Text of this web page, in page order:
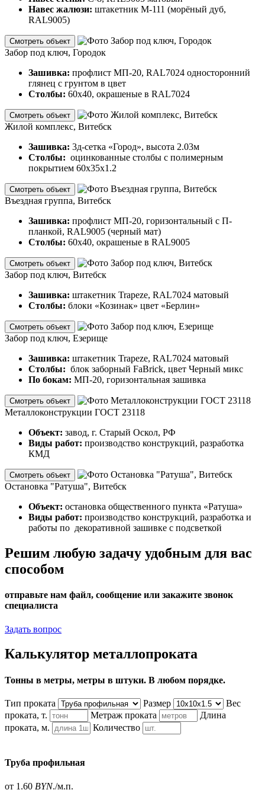
Навес жалюзи: штакетник М-111 (морёный дуб,
RAL9005)
Смотреть объект
Забор под ключ, Городок
Зашивка: профлист МП-20, RAL7024 односторонний
глянец с грунтом в цвет
Столбы: 60х40, окрашеные в RAL7024
Смотреть объект
Жилой комплекс, Витебск
Зашивка: 3д-сетка «Город», высота 2.03м
Столбы: оцинкованные столбы с полимерным
покрытием 60х35х1.2
Смотреть объект
Въездная группа, Витебск
Зашивка: профлист МП-20, горизонтальный с П-
планкой, RAL9005 (черный мат)
Столбы: 60х40, окрашеные в RAL9005
Смотреть объект
Забор под ключ, Витебск
Зашивка: штакетник Trapeze, RAL7024 матовый
Столбы: блоки «Козинак» цвет «Берлин»
Смотреть объект
Забор под ключ, Езерище
Зашивка: штакетник Trapeze, RAL7024 матовый
Столбы: блок заборный FaBrick, цвет Черный микс
По бокам: МП-20, горизонтальная зашивка
Смотреть объект
Металлоконструкции ГОСТ 23118
Объект: завод, г. Старый Оскол, РФ
Виды работ: производство конструкций, разработка
КМД
Смотреть объект
Остановка "Ратуша", Витебск
Объект: остановка общественного пункта «Ратуша»
Виды работ: производство конструкций, разработка и
работы по декоративной зашивке с подсветкой
Решим любую задачу удобным для вас
способом
отправьте нам файл, сообщение или закажите звонок
специалиста
Задать вопрос
Калькулятор металлопроката
Тонны в метры, метры в штуки. В любом порядке.
Тип проката Размер
Вес
проката, т.
Метраж проката
Длина
проката, м.
Количество
Труба профильная
от 1.60 BYN./м.п.